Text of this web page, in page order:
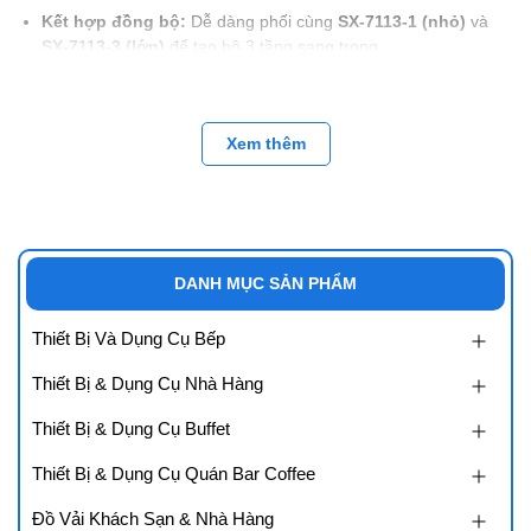
Kết hợp đồng bộ: Dễ dàng phối cùng SX-7113-1 (nhỏ) và
SX-7113-3 (lớn)
để tạo bộ 3 tầng sang trọng.
2. Thông tin chi tiết
Chân đế trang trí buffet vuông trung SX-7113-
Vuông – kích thước trung bình
tiệc trà, tiệc buffet, sự kiện cao cấp.
3. Ưu điểm nổi bật
Kích thước trung, dễ kết hợp và bố trí.
Xem thêm
DANH MỤC SẢN PHẨM
Thiết Bị Và Dụng Cụ Bếp
Thiết Bị & Dụng Cụ Nhà Hàng
Thiết Bị & Dụng Cụ Buffet
Thiết Bị & Dụng Cụ Quán Bar Coffee
Đồ Vải Khách Sạn & Nhà Hàng